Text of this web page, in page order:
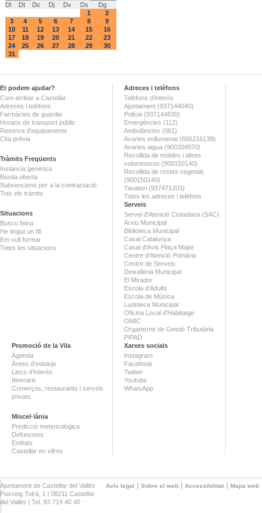
Dl
Dt Dc Dj Dv Ds
Dg
1
2
3
4 5 6 7 8
9
10
11 12 13 14 15
16
17
18 19 20 21 22
23
24
25 26 27 28 29
30
31
Et podem ajudar?
Com arribar a Castellar
Adreces i telèfons
Farmàcies de guàrdia
Horaris de transport públic
Reserva d'equipaments
Cita prèvia
Tràmits Freqüents
Instància genèrica
Bústia oberta
Subvencions per a la contractació
Tots els tràmits
Situacions
Busco feina
He tingut un fill
Em vull formar
Totes les situacions
Adreces i telèfons
Telèfons d'interès
Ajuntament (937144040)
Policia (937144830)
Emergències (112)
Ambulàncies (061)
Avaries enllumenat (686216138)
Avaries aigua (900304070)
Recollida de mobles i altres
voluminosos (900150140)
Recollida de restes vegetals
(900150140)
Tanatori (937471203)
Totes les adreces i telèfons
Serveis
Servei d'Atenció Ciutadana (SAC)
Arxiu Municipal
Biblioteca Municipal
Casal Catalunya
Casal d'Avis Plaça Major
Centre d'Atenció Primària
Centre de Serveis
Deixalleria Municipal
El Mirador
Escola d'Adults
Escola de Música
Ludoteca Municipal
Oficina Local d'Habitatge
OMIC
Organisme de Gestió Tributària
PIPAD
Promoció de la Vila
Agenda
Àrees d'esbarjo
Llocs d'interès
Itineraris
Comerços, restaurants i serveis
privats
Miscel·lània
Predicció meteorològica
Defuncions
Entitats
Castellar en xifres
Xarxes socials
Instagram
Facebook
Twitter
Youtube
WhatsApp
Avís legal Sobre el web Accessibilitat Mapa web
Ajuntament de Castellar del Vallès ·
Passeig Tolrà, 1 | 08211 Castellar
del Vallès | Tel. 93 714 40 40